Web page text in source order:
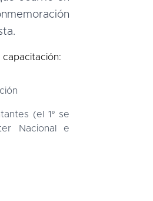
(el 1º se
Nacional e